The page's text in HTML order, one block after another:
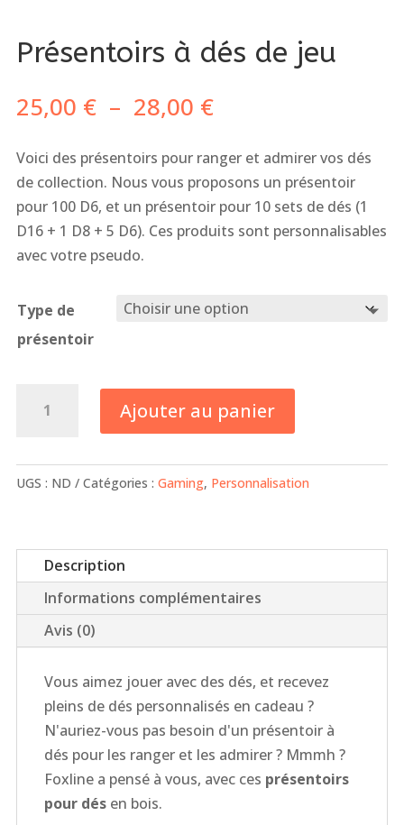
Présentoirs à dés de jeu
25,00 € – 28,00 €Plage
prix :
25,00 €
à
28,00 €
Voici des présentoirs pour ranger et admirer vos dés
de collection. Nous vous proposons un présentoir
pour 100 D6, et un présentoir pour 10 sets de dés (1
D16 + 1 D8 + 5 D6). Ces produits sont personnalisables
avec votre pseudo.
Type de
présentoir
à
dés
Ajouter au panier
UGS : ND Catégories : Gaming, Personnalisation
Description
Informations complémentaires
Avis (0)
Vous aimez jouer avec des dés, et recevez
pleins de dés personnalisés en cadeau ?
N'auriez-vous pas besoin d'un présentoir à
dés pour les ranger et les admirer ? Mmmh ?
Foxline a pensé à vous, avec ces présentoirs
pour désen bois.